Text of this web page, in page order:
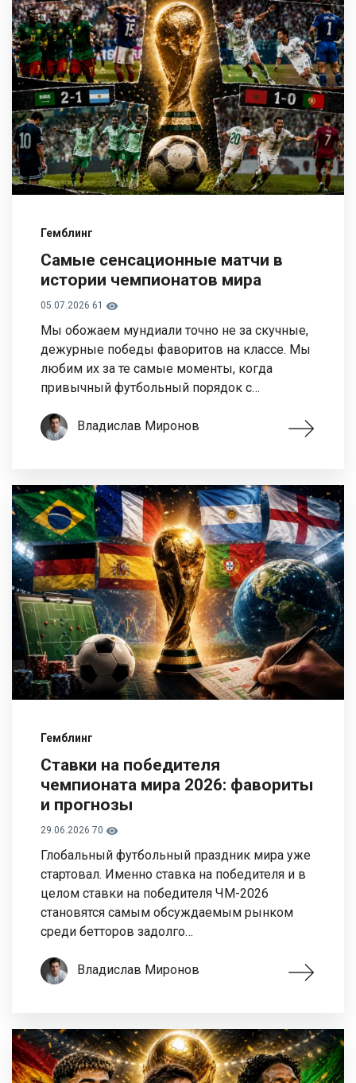
Гемблинг
Самые сенсационные матчи в
истории чемпионатов мира
05.07.2026 61
Мы обожаем мундиали точно не за скучные,
дежурные победы фаворитов на классе. Мы
любим их за те самые моменты, когда
привычный футбольный порядок с…
Владислав Миронов
Гемблинг
Ставки на победителя
чемпионата мира 2026: фавориты
и прогнозы
29.06.2026 70
Глобальный футбольный праздник мира уже
стартовал. Именно ставка на победителя и в
целом ставки на победителя ЧМ-2026
становятся самым обсуждаемым рынком
среди бетторов задолго…
Владислав Миронов